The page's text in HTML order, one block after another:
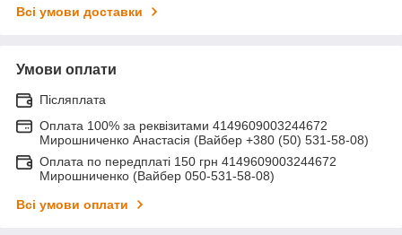
Всі умови доставки
Умови оплати
Післяплата
Оплата 100% за реквізитами 4149609003244672
Мирошниченко Анастасія (Вайбер +380 (50) 531-58-08)
Оплата по передплаті 150 грн 4149609003244672
Мирошниченко (Вайбер 050-531-58-08)
Всі умови оплати